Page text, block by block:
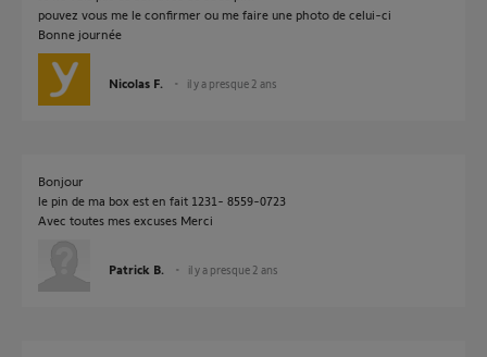
pouvez vous me le confirmer ou me faire une photo de celui-ci
Bonne journée
Nicolas F. il y a presque 2 ans
Bonjour
le pin de ma box est en fait 1231- 8559-0723
Avec toutes mes excuses Merci
Patrick B. il y a presque 2 ans